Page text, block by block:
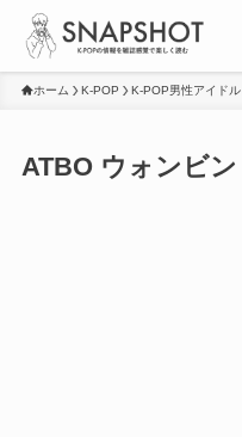
ホーム K-POP K-POP男性アイドル
ATBO ウォンビン